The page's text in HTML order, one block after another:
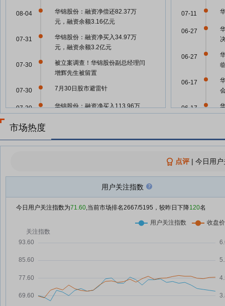
华锦股份：融资净偿还82.37万
元，融资余额3.16亿元
08-04
华锦股份：融资净买入34.97万
元，融资余额3.2亿元
07-31
被立案调查！华锦股份副总经理闫
增辉先生被留置
07-30
7月30日股市避雷针
07-30
华锦股份：融资净买入113.96万
07-30
数集体下跌 光通信、存储板块继
07-30
SpaceX获得美国太空军16亿美元
激增，固态变压器站上风口；中科
加速构建天地往返运输体系——
7月29日晚间重要公告
07-30
000059，突发！副总经理被立案
07-29
07-11
06-27
06-27
06-17
06-17
06-05
06-05
05-29
市场热度
点评| 今日用
用户关注指数
今日用户关注指数为71.60,当前市场排名2667/5195，较昨日下降120名